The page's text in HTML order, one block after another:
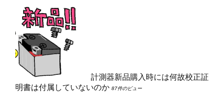
計測器新品購入時には何故校正証
明書は付属していないのか 87件のビュー